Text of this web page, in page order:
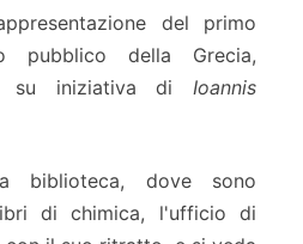
a
d
n
i
a
del primo
pubblico della Grecia,
su iniziativa di Ioannis
biblioteca, dove sono
di chimica, l'ufficio di